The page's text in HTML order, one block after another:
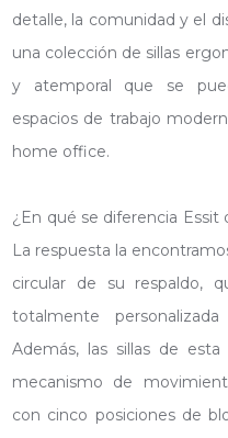
detalle, la comunidad y el
una colección de sillas
y atemporal que se
espacios de trabajo
home office.
¿En qué se diferencia Essit
La respuesta la
circular de su respaldo,
totalmente
Además, las sillas de
mecanismo de
con cinco posiciones de